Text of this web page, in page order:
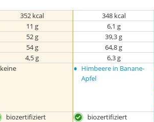
352 kcal 348 kcal
11 g 6,1 g
52 g 39,3 g
54 g 64,8 g
4,5 g 6,3 g
keine • Himbeere in Banane-
Apfel
biozertifiziert
biozertifiziert